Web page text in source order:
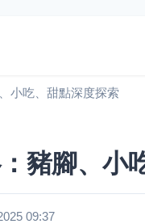
小吃、甜點深度探索
豬腳、小
09:37